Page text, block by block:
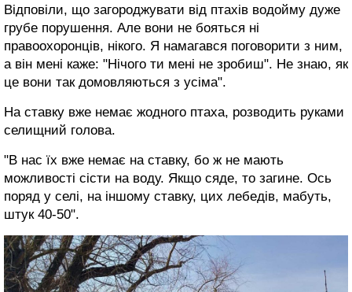
Відповіли, що загороджувати від птахів водойму дуже
грубе порушення. Але вони не бояться ні
правоохоронців, нікого. Я намагався поговорити з ним,
а він мені каже: "Нічого ти мені не зробиш". Не знаю, як
це вони так домовляються з усіма".
На ставку вже немає жодного птаха, розводить руками
селищний голова.
"В нас їх вже немає на ставку, бо ж не мають
можливості сісти на воду. Якщо сяде, то загине. Ось
поряд у селі, на іншому ставку, цих лебедів, мабуть,
штук 40-50".